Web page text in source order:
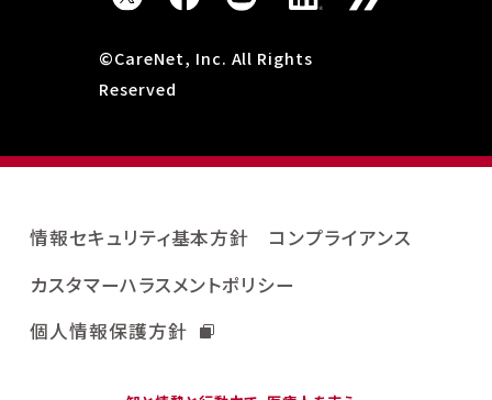
©CareNet, Inc. All Rights
Reserved
情報セキュリティ基本方針
コンプライアンス
カスタマーハラスメントポリシー
個人情報保護方針